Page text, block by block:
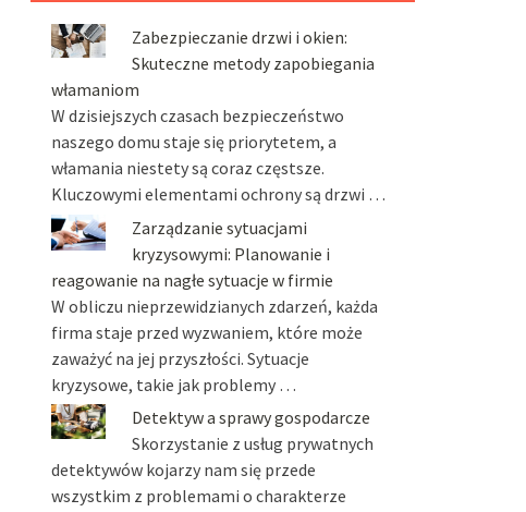
Zabezpieczanie drzwi i okien:
Skuteczne metody zapobiegania
włamaniom
W dzisiejszych czasach bezpieczeństwo
naszego domu staje się priorytetem, a
włamania niestety są coraz częstsze.
Kluczowymi elementami ochrony są drzwi …
Zarządzanie sytuacjami
kryzysowymi: Planowanie i
reagowanie na nagłe sytuacje w firmie
W obliczu nieprzewidzianych zdarzeń, każda
firma staje przed wyzwaniem, które może
zaważyć na jej przyszłości. Sytuacje
kryzysowe, takie jak problemy …
Detektyw a sprawy gospodarcze
Skorzystanie z usług prywatnych
detektywów kojarzy nam się przede
wszystkim z problemami o charakterze